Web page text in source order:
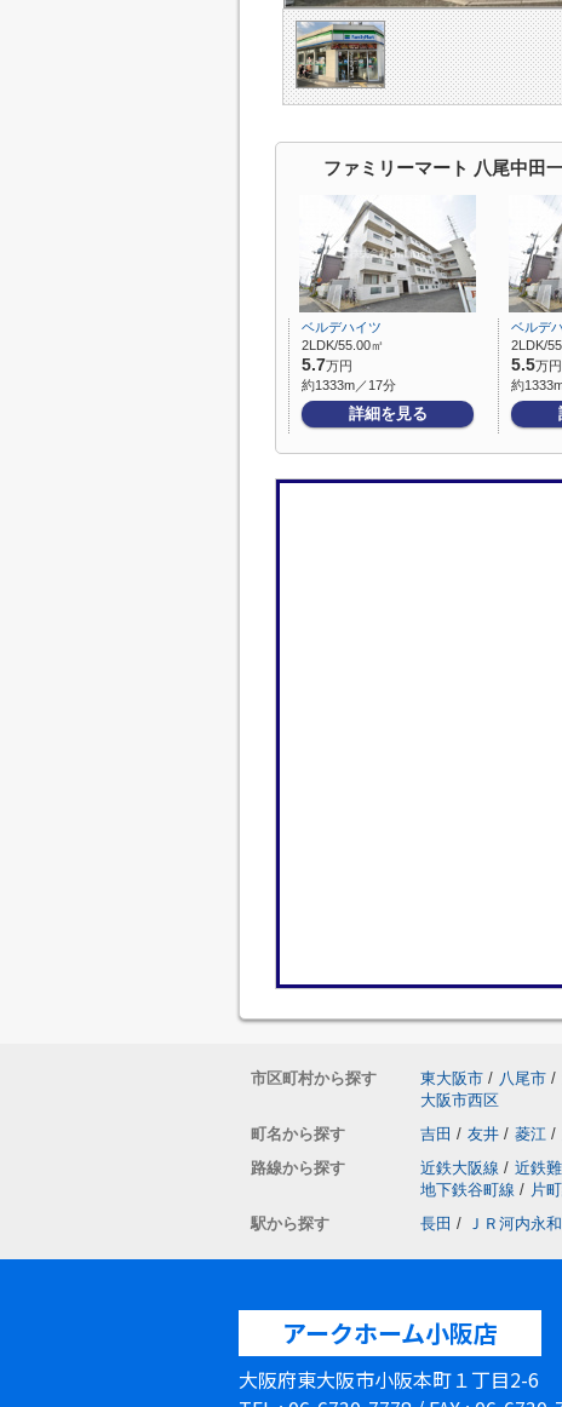
ファミリーマート 八尾中田
ベルデハイツ
2LDK/55.00㎡
5.7万円
約1333m／17分
詳細を見る
ベルデ
2LDK/
5.5万円
約
市区町村から探す 東大阪市 / 八尾市 /
大阪市西区
町名から探す
吉田 / 友井 / 菱江 /
路線から探す
近鉄大阪線 / 近鉄
地下鉄谷町線 / 片
駅から探す
長田 / ＪＲ河内永和
アークホーム小阪店
大阪府東大阪市小阪本町１丁目2-6